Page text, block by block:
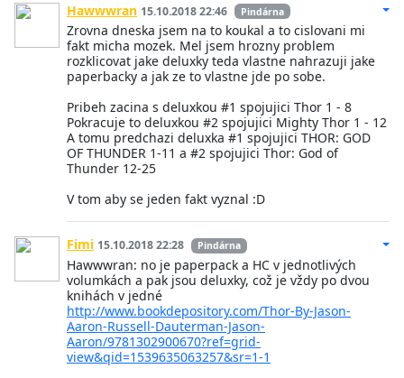
Hawwwran 15.10.2018 22:46 Pindárna
Zrovna dneska jsem na to koukal a to cislovani mi
fakt micha mozek. Mel jsem hrozny problem
rozklicovat jake deluxky teda vlastne nahrazuji jake
paperbacky a jak ze to vlastne jde po sobe.
Pribeh zacina s deluxkou #1 spojujici Thor 1 - 8
Pokracuje to deluxkou #2 spojujici Mighty Thor 1 - 12
A tomu predchazi deluxka #1 spojujici THOR: GOD
OF THUNDER 1-11 a #2 spojujici Thor: God of
Thunder 12-25
V tom aby se jeden fakt vyznal :D
Fimi 15.10.2018 22:28 Pindárna
Hawwwran: no je paperpack a HC v jednotlivých
volumkách a pak jsou deluxky, což je vždy po dvou
knihách v jedné
http://www.bookdepository.com/Thor-By-Jason-
Aaron-Russell-Dauterman-Jason-
Aaron/9781302900670?ref=grid-
view&qid=1539635063257&sr=1-1